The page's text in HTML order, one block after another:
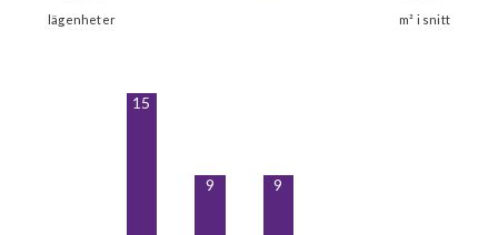
15
9 9